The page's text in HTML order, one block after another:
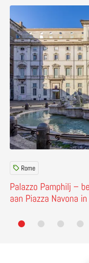
Palazzo Pamphilj –
aan Piazza Navona
Rome